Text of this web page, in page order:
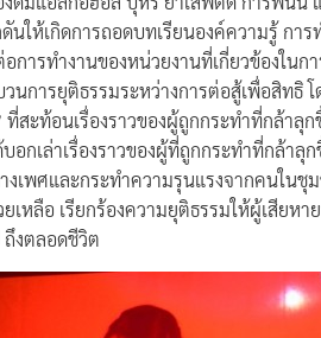
ดันให้เกิดการถอดบทเรียนองค์ความรู้ ก
การทำงานของหน่วยงานที่เกี่ยวข้องในกา
วนการยุติธรรมระหว่างการต่อสู้เพื่อสิทธิ
สะท้อนเรื่องราวของผู้ถูกกระทำที่กล้าลุ
อกเล่าเรื่องราวของผู้ที่ถูกกระทำที่กล้าลุ
งเพศและกระทำความรุนแรงจากคนใน
เหลือ เรียกร้องความยุติธรรมให้ผู้เสียห
งตลอดชีวิต